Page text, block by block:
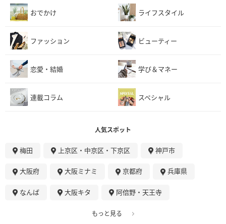
おでかけ ライフスタイル
ファッション ビューティー
恋愛・結婚 学び＆マネー
連載コラム スペシャル
人気スポット
梅田 上京区・中京区・下京区 神戸市
大阪府 大阪ミナミ 京都府 兵庫県
なんば 大阪キタ 阿倍野・天王寺
もっと見る